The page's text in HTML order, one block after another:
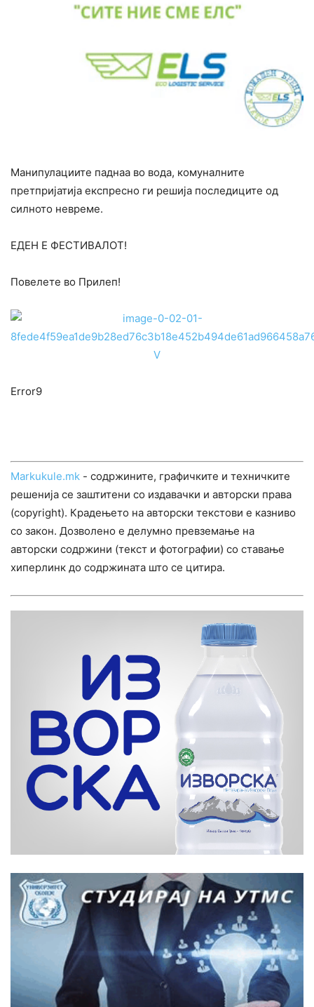
Манипулациите паднаа во вода, комуналните
претпријатија експресно ги решија последиците од
силното невреме.
ЕДЕН Е ФЕСТИВАЛОТ!
Повелете во Прилеп!
Error9
Markukule.mk - содржините, графичките и техничките
решенија се заштитени со издавачки и авторски права
(copyright). Крадењето на авторски текстови е казниво
со закон. Дозволено е делумно превземање на
авторски содржини (текст и фотографии) со ставање
хиперлинк до содржината што се цитира.